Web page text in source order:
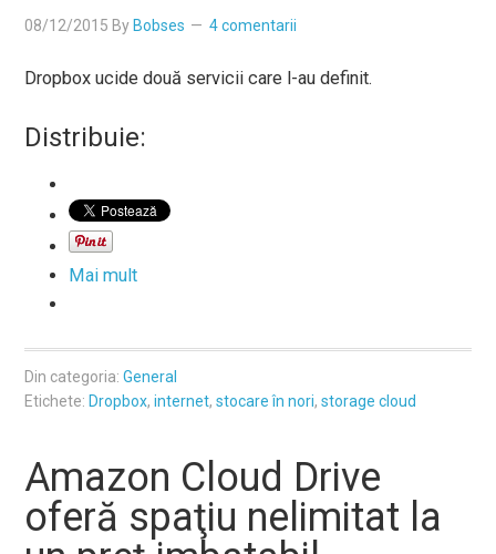
08/12/2015 By Bobses 4 comentarii
Dropbox ucide două servicii care l-au definit.
Distribuie:
Mai mult
Din categoria:General
Etichete: Dropbox,internet,stocare în nori,storage cloud
Amazon Cloud Drive
oferă spaţiu nelimitat la